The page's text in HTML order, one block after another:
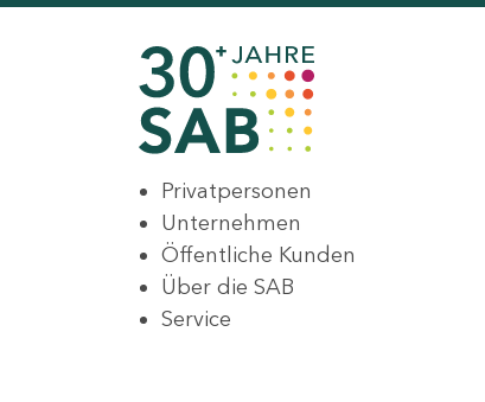
Privatpersonen
Unternehmen
Öffentliche Kunden
Über die SAB
Service